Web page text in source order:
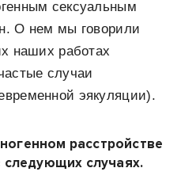
сексуальным
О нем мы говорили
наших работах
случаи
эякуляции).
расстройстве
следующих случаях.